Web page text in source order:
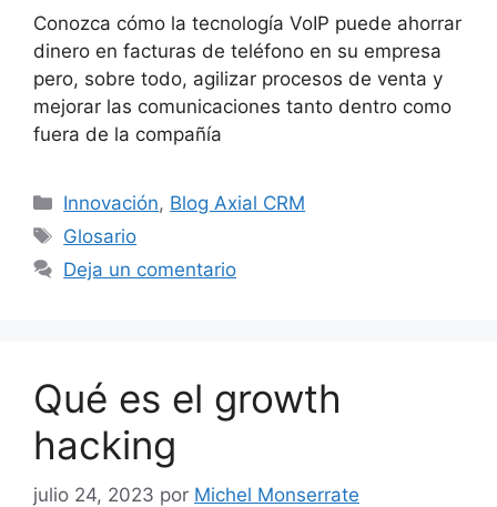
Conozca cómo la tecnología VoIP puede ahorrar
dinero en facturas de teléfono en su empresa
pero, sobre todo, agilizar procesos de venta y
mejorar las comunicaciones tanto dentro como
fuera de la compañía
Categorías
Innovación, Blog Axial CRM
Etiquetas
Glosario
Deja un comentario
Qué es el growth
hacking
julio 24, 2023 por Michel Monserrate